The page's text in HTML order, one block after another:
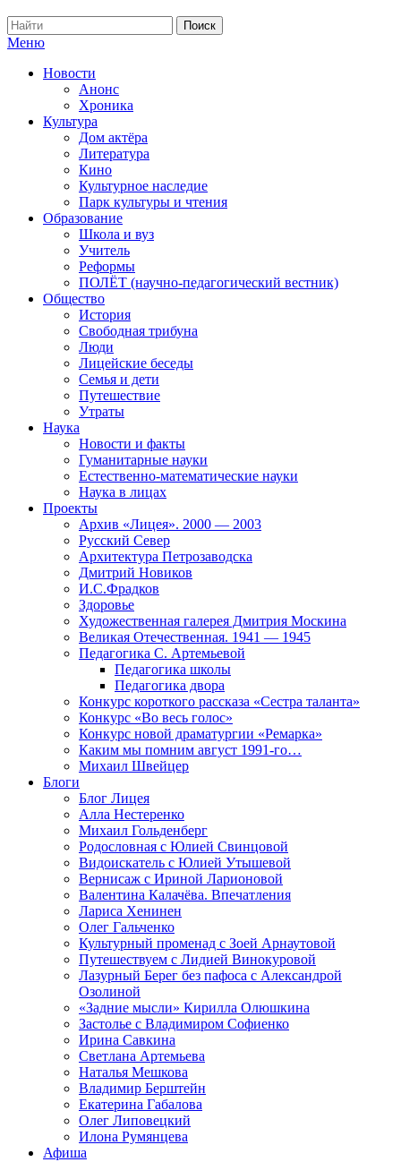
Меню
Новости
Анонс
Хроника
Культура
Дом актёра
Литература
Кино
Культурное наследие
Парк культуры и чтения
Образование
Школа и вуз
Учитель
Реформы
ПОЛЁТ (научно-педагогический вестник)
Общество
История
Свободная трибуна
Люди
Лицейские беседы
Семья и дети
Путешествие
Утраты
Наука
Новости и факты
Гуманитарные науки
Естественно-математические науки
Наука в лицах
Проекты
Архив «Лицея». 2000 — 2003
Русский Север
Архитектура Петрозаводска
Дмитрий Новиков
И.С.Фрадков
Здоровье
Художественная галерея Дмитрия Москина
Великая Отечественная. 1941 — 1945
Педагогика С. Артемьевой
Педагогика школы
Педагогика двора
Конкурс короткого рассказа «Сестра таланта»
Конкурс «Во весь голос»
Конкурс новой драматургии «Ремарка»
Каким мы помним август 1991-го…
Михаил Швейцер
Блоги
Блог Лицея
Алла Нестеренко
Михаил Гольденберг
Родословная с Юлией Свинцовой
Видоискатель с Юлией Утышевой
Вернисаж с Ириной Ларионовой
Валентина Калачёва. Впечатления
Лариса Хенинен
Олег Гальченко
Культурный променад с Зоей Арнаутовой
Путешествуем с Лидией Винокуровой
Лазурный Берег без пафоса с Александрой
Озолиной
«Задние мысли» Кирилла Олюшкина
Застолье с Владимиром Софиенко
Ирина Савкина
Светлана Артемьева
Наталья Мешкова
Владимир Берштейн
Екатерина Габалова
Олег Липовецкий
Илона Румянцева
Афиша